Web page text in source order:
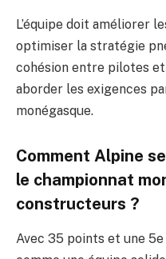
L’équipe doit améliorer
optimiser la stratégie
cohésion entre pilotes
aborder les exigences
monégasque.
Comment Alpine
le championnat
constructeurs ?
Avec 35 points et une